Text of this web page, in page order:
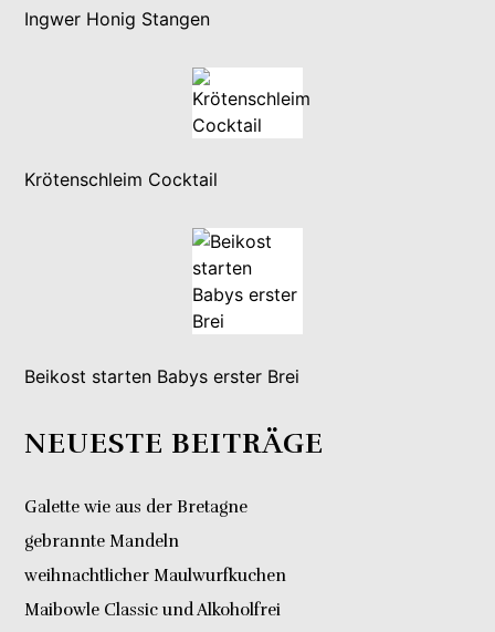
Ingwer Honig Stangen
Krötenschleim Cocktail
Beikost starten Babys erster Brei
NEUESTE BEITRÄGE
Galette wie aus der Bretagne
gebrannte Mandeln
weihnachtlicher Maulwurfkuchen
Maibowle Classic und Alkoholfrei